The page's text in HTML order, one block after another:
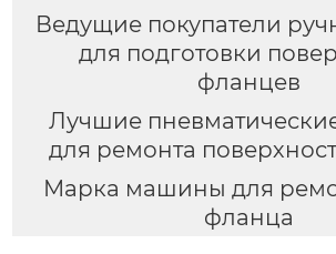
Ведущие покупатели
для подготовки
фланцев
Лучшие
для ремонта
Марка машины для
фланца